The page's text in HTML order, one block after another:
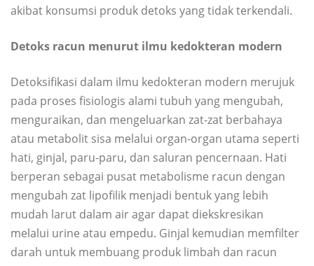
akibat konsumsi produk detoks yang tidak terkendali.
Detoks racun menurut ilmu kedokteran modern
Detoksifikasi dalam ilmu kedokteran modern merujuk
pada proses fisiologis alami tubuh yang mengubah,
menguraikan, dan mengeluarkan zat-zat berbahaya
atau metabolit sisa melalui organ-organ utama seperti
hati, ginjal, paru-paru, dan saluran pencernaan. Hati
berperan sebagai pusat metabolisme racun dengan
mengubah zat lipofilik menjadi bentuk yang lebih
mudah larut dalam air agar dapat diekskresikan
melalui urine atau empedu. Ginjal kemudian memfilter
darah untuk membuang produk limbah dan racun